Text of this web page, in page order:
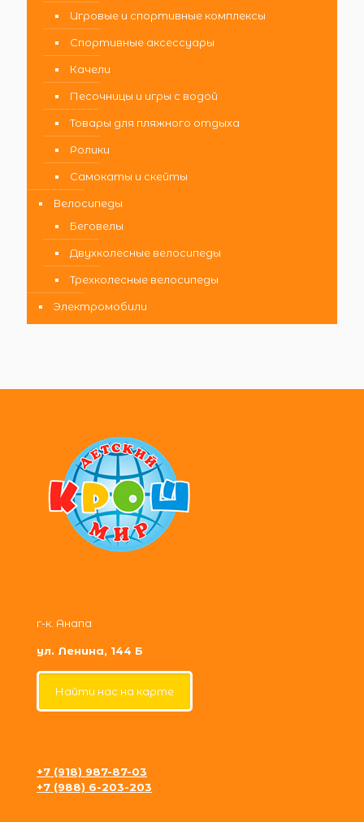
Игровые и спортивные комплексы
Спортивные аксессуары
Качели
Песочницы и игры с водой
Товары для пляжного отдыха
Ролики
Самокаты и скейты
Велосипеды
Беговелы
Двухколесные велосипеды
Трехколесные велосипеды
Электромобили
г-к. Анапа
ул. Ленина, 144 Б
Найти нас на карте
+7 (918) 987-87-03
+7 (988) 6-203-203